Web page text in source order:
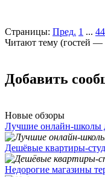
Страницы: Пред. 1 ... 44
Читают тему (гостей —
Добавить
Новые обзоры
Лучшие онлайн-школы
Дешёвые квартиры-
Недорогие магазины